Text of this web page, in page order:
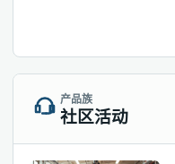
产品族
社区活动